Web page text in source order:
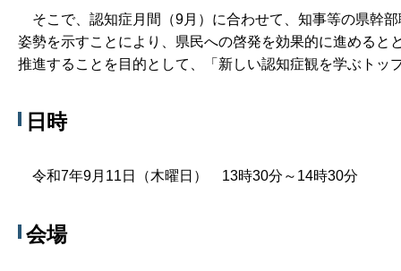
そこで、認知症月間（9月）に合わせて、知事等の県幹
姿勢を示すことにより、県民への啓発を効果的に進める
推進することを目的として、「新しい認知症観を学ぶトッ
日時
令和7年9月11日（木曜日） 13時30分～14時30分
会場